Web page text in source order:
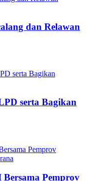
dan Relawan
serta Bagikan
Pemprov